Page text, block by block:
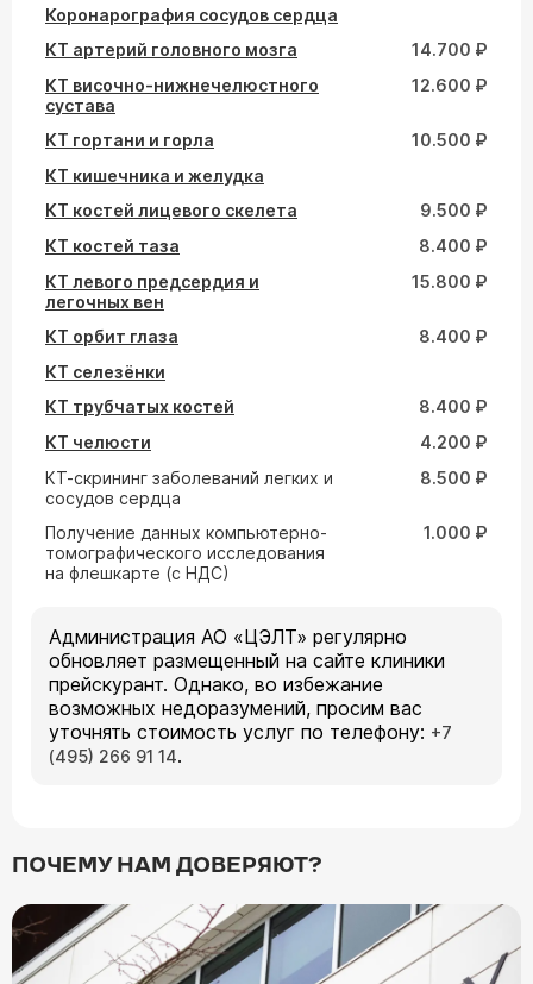
Коронарография сосудов сердца
КТ артерий головного мозга
14.700 ₽
КТ височно-нижнечелюстного
сустава
12.600 ₽
КТ гортани и горла
10.500 ₽
КТ кишечника и желудка
КТ костей лицевого скелета
9.500 ₽
КТ костей таза
8.400 ₽
КТ левого предсердия и
легочных вен
15.800 ₽
КТ орбит глаза
8.400 ₽
КТ селезёнки
КТ трубчатых костей
8.400 ₽
КТ челюсти
4.200 ₽
КТ-скрининг заболеваний легких и
сосудов сердца
8.500 ₽
Получение данных компьютерно-
томографического исследования
на флешкарте (с НДС)
1.000 ₽
Администрация АО «ЦЭЛТ» регулярно
обновляет размещенный на сайте клиники
прейскурант. Однако, во избежание
возможных недоразумений, просим вас
уточнять стоимость услуг по телефону: +7
(495) 266 91 14.
ПОЧЕМУ НАМ ДОВЕРЯЮТ?